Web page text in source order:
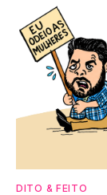
DITO & FEITO